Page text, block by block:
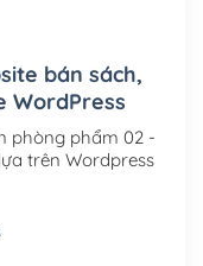
năm)
bán sách,
WordPress
phòng phẩm 02 -
trên Wordpress